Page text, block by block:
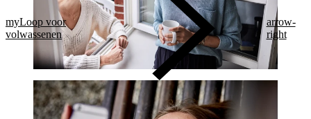
myLoop voor
volwassenen
arrow-
right